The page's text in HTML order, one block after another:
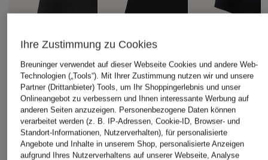
Ihre Zustimmung zu Cookies
Breuninger verwendet auf dieser Webseite Cookies und andere Web-
Technologien („Tools“). Mit Ihrer Zustimmung nutzen wir und unsere
Partner (Drittanbieter) Tools, um Ihr Shoppingerlebnis und unser
Onlineangebot zu verbessern und Ihnen interessante Werbung auf
anderen Seiten anzuzeigen. Personenbezogene Daten können
verarbeitet werden (z. B. IP-Adressen, Cookie-ID, Browser- und
Standort-Informationen, Nutzerverhalten), für personalisierte
Angebote und Inhalte in unserem Shop, personalisierte Anzeigen
aufgrund Ihres Nutzerverhaltens auf unserer Webseite, Analyse